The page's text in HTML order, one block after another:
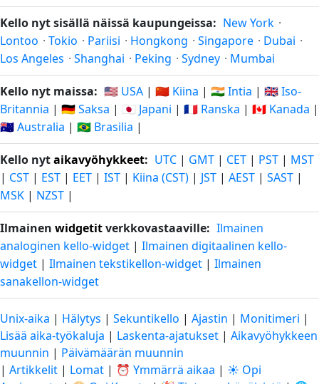
Kello nyt sisällä näissä kaupungeissa: New York ·
Lontoo · Tokio · Pariisi · Hongkong · Singapore · Dubai ·
Los Angeles · Shanghai · Peking · Sydney · Mumbai
Kello nyt maissa: 🇺🇸 USA | 🇨🇳 Kiina | 🇮🇳 Intia | 🇬🇧 Iso-
Britannia | 🇩🇪 Saksa | 🇯🇵 Japani | 🇫🇷 Ranska | 🇨🇦 Kanada |
🇦🇺 Australia | 🇧🇷 Brasilia |
Kello nytaikavyöhykkeet: UTC | GMT | CET | PST | MST
| CST | EST | EET | IST | Kiina (CST) | JST | AEST | SAST |
MSK | NZST |
Ilmainen widgetitverkkovastaaville: Ilmainen
analoginen kello-widget | Ilmainen digitaalinen kello-
widget | Ilmainen tekstikellon-widget | Ilmainen
sanakellon-widget
Unix-aika | Hälytys | Sekuntikello | Ajastin | Monitimeri |
Lisää aika-työkaluja | Laskenta-ajatukset | Aikavyöhykkeen
muunnin | Päivämäärän muunnin
| Artikkelit | Lomat | ⏰ Ymmärrä aikaa | ☀️ Opi